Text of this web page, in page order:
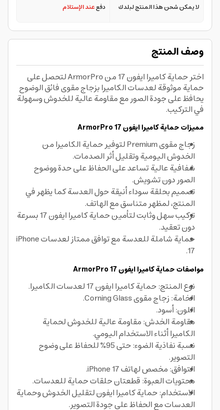
لا يمكن شحن هذا المنتج لبلدك دفععند الإستلام
وصف المنتج
اختر حماية كاميرا ايفون 17 من ArmorPro لتحصل على
حماية موثوقة لعدسات الكاميرا بزجاج مقوى فائق الوضوح
يحافظ على جودة الصور مع مقاومة عالية للخدوش وسهولة
في التركيب.
مميزات حماية كاميرا ايفون 17 ArmorPro
زجاج مقوى Premium لتوفير حماية الكاميرا من
الخدوش اليومية وتقليل أثر الصدمات.
شفافية عالية تساعد على الحفاظ على حدة ووضوح
الصور دون تشويش.
تصميم بحلقة سوداء أنيقة حول العدسة كما يظهر في
المنتج، لمظهر متناسق مع الهاتف.
تركيب سهل وثابت لتأمين حماية كاميرا ايفون 17 بسرعة
دون تعقيد.
حماية شاملة للعدسة مع توافق ممتاز لعدسات iPhone
17.
مواصفات حماية كاميرا ايفون 17 ArmorPro
نوع المنتج: حماية كاميرا ايفون 17 لعدسات الكاميرا.
الخامة: زجاج مقوى Corning Glass.
اللون: أسود.
مقاومة الخدش: مقاومة عالية للخدوش لحماية
الكاميرا أثناء الاستخدام اليومي.
نسبة نفاذية الضوء: حتى 95% للحفاظ على وضوح
التصوير.
التوافق: مخصص لهاتف iPhone 17.
محتويات العبوة: قطعتان حلقات حماية للعدسات.
الاستخدام: حماية كاميرا ايفون لتقليل الخدوش وحماية
العدسات مع الحفاظ على جودة التصوير.